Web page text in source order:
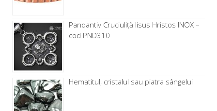
Pandantiv Cruciuliță Iisus Hristos INOX –
cod PND310
Hematitul, cristalul sau piatra sângelui